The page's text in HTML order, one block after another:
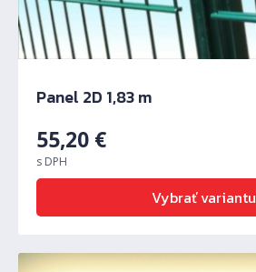
Panel 2D 1,83 m
55,20 €
s DPH
Vybrať variantu